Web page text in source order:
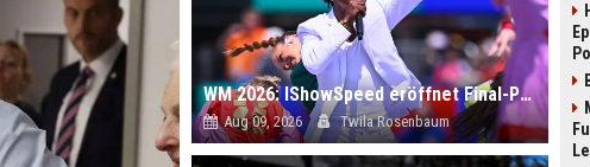
WM 2026: IShowSpeed eröffnet Final-Party! Internet-Gigant singt einen Song
Aug 09, 2026 Twila Rosenbaum